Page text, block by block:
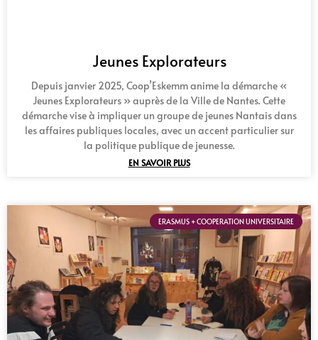
Jeunes Explorateurs
Depuis janvier 2025, Coop’Eskemm anime la démarche «
Jeunes Explorateurs » auprès de la Ville de Nantes. Cette
démarche vise à impliquer un groupe de jeunes Nantais dans
les affaires publiques locales, avec un accent particulier sur
la politique publique de jeunesse.
EN SAVOIR PLUS
ERASMUS + COOPERATION UNIVERSITAIRE